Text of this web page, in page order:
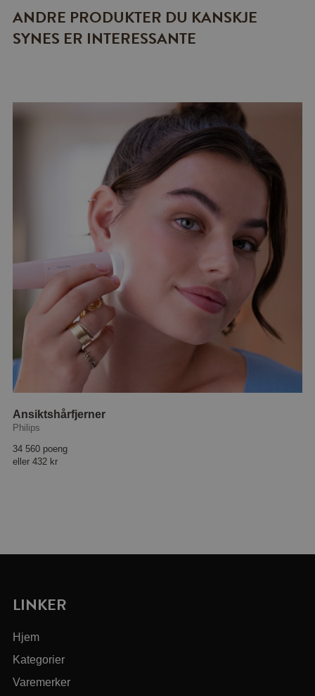
ANDRE PRODUKTER DU KANSKJE
SYNES ER INTERESSANTE
Ansiktshårfjerner
Philips
34 560 poeng
eller 432 kr
LINKER
Hjem
Kategorier
Varemerker